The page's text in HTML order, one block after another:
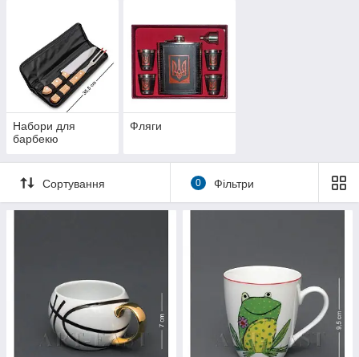
Набори для
барбекю
Фляги
Сортування 0 Фільтри